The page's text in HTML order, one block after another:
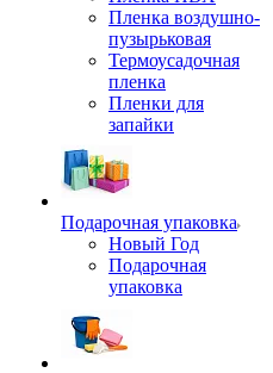
Пленка воздушно-
пузырьковая
Термоусадочная
пленка
Пленки для
запайки
Подарочная упаковка
Новый Год
Подарочная
упаковка